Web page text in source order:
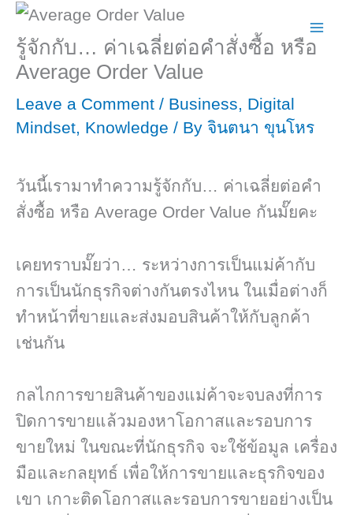
Skip
content
รู้จักกับ… ค่าเฉลี่ยต่อคำสั่งซื้อ หรือ
Average Order Value
Leave a Comment / Business, Digital
Mindset, Knowledge / By จินตนา ขุนโหร
วันนี้เรามาทำความรู้จักกับ… ค่าเฉลี่ยต่อคำ
สั่งซื้อ หรือ Average Order Value กันมั๊ยคะ
เคยทราบมั๊ยว่า… ระหว่างการเป็นแม่ค้ากับ
การเป็นนักธุรกิจต่างกันตรงไหน ในเมื่อต่างก็
ทำหน้าที่ขายและส่งมอบสินค้าให้กับลูกค้า
เช่นกัน
กลไกการขายสินค้าของแม่ค้าจะจบลงที่การ
ปิดการขายแล้วมองหาโอกาสและรอบการ
ขายใหม่ ในขณะที่นักธุรกิจ จะใช้ข้อมูล เครื่อง
มือและกลยุทธ์ เพื่อให้การขายและธุรกิจของ
เขา เกาะติดโอกาสและรอบการขายอย่างเป็น